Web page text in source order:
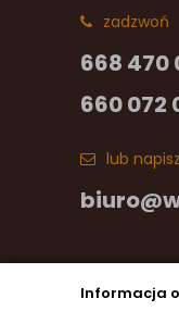
Informacja
zadzwoń
668 470
660 072
lub